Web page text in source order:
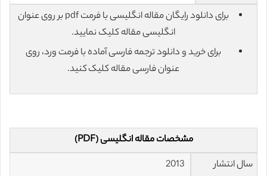
برای دانلود رایگان مقاله انگلیسی با فرمت pdf بر روی عنوان
انگلیسی مقاله کلیک نمایید.
برای خرید و دانلود ترجمه فارسی آماده با فرمت ورد، روی
عنوان فارسی مقاله کلیک کنید.
مشخصات مقاله انگلیسی (PDF)
سال انتشار